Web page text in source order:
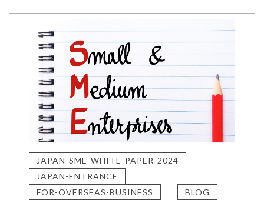
JAPAN-SME-WHITE-PAPER-2024
JAPAN-ENTRANCE
FOR-OVERSEAS-BUSINESS
BLOG